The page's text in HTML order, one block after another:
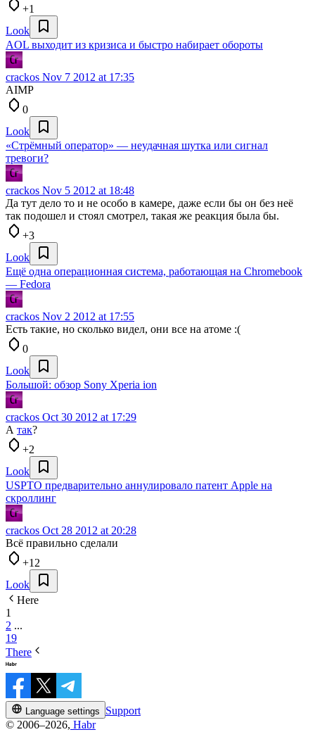
+1
Look
AOL выходит из кризиса и быстро набирает обороты
crackos Nov 7 2012 at 17:35
AIMP
0
Look
«Стрёмный оператор» — неудачная шутка или сигнал
тревоги?
crackos Nov 5 2012 at 18:48
Да тут дело то и не особо в камере, даже если бы он без неё
так подошел и стоял смотрел, такая же реакция была бы.
+3
Look
Ещё одна операционная система, работающая на Chromebook
— Fedora
crackos Nov 2 2012 at 17:55
Есть такие, но сколько видел, они все на атоме :(
0
Look
Большой: обзор Sony Xperia ion
crackos Oct 30 2012 at 17:29
А так?
+2
Look
USPTO предварительно аннулировало патент Apple на
скроллинг
crackos Oct 28 2012 at 20:28
Всё правильно сделали
+12
Look
Here
1
2 ...
19
There
Language settings
Support
© 2006–2026, Habr